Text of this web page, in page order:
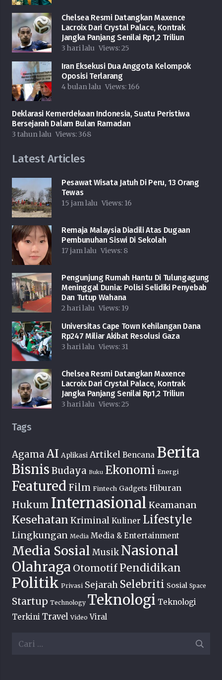
Chelsea Resmi Datangkan Maxence
Lacroix Dari Crystal Palace, Kontrak
Jangka Panjang Senilai Rp1,2 Triliun
3 hari lalu Views:25
Iran Eksekusi Dua Anggota Kelompok
Oposisi Terlarang
4 bulan lalu Views: 166
Deklarasi Kemerdekaan Indonesia, Suatu Peristiwa
Bersejarah Dalam Bulan Ramadan
3 tahun lalu Views: 368
Latest Articles
Pesawat Wisata Jatuh Di Peru, 13 Orang
Tewas
15 jam lalu Views: 16
Remaja Malaysia Diadili Atas Dugaan
Pembunuhan Siswi Di Sekolah
17 jam lalu Views: 8
Pengunjung Rumah Hantu Di Tulungagung
Meninggal Dunia: Polisi Selidiki Penyebab
Dan Tutup Wahana
2 hari lalu Views: 19
Universitas Cape Town Kehilangan Dana
Rp247 Miliar Akibat Resolusi Gaza
3 hari lalu Views: 31
Chelsea Resmi Datangkan Maxence
Lacroix Dari Crystal Palace, Kontrak
Jangka Panjang Senilai Rp1,2 Triliun
3 hari lalu Views:25
Tags
Agama AI Aplikasi Artikel Bencana Berita
Bisnis Budaya Buku Ekonomi Energi
Featured Film Fintech Gadgets Hiburan
Hukum Internasional Keamanan
Kesehatan Kriminal Kuliner Lifestyle
Lingkungan Media Media & Entertainment
Media Sosial Musik Nasional
Olahraga Otomotif Pendidikan
Politik Privasi Sejarah Selebriti Sosial Space
Startup Technology Teknologi Teknologi
Terkini Travel Video Viral
Cari